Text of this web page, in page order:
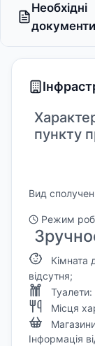
Необхідні
документи
пункту
Вид
Режим
Кімната
відсутня;
Туалети:
Місця
Інформація